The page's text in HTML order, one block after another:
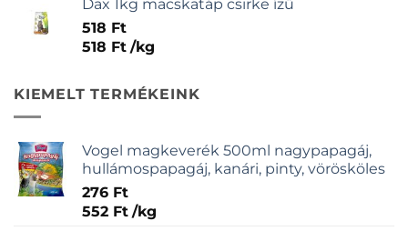
Dax 1kg macskatáp csirke ízű
518 Ft
518 Ft /kg
KIEMELT TERMÉKEINK
Vogel magkeverék 500ml nagypapagáj,
hullámospapagáj, kanári, pinty, vörösköles
276 Ft
552 Ft /kg